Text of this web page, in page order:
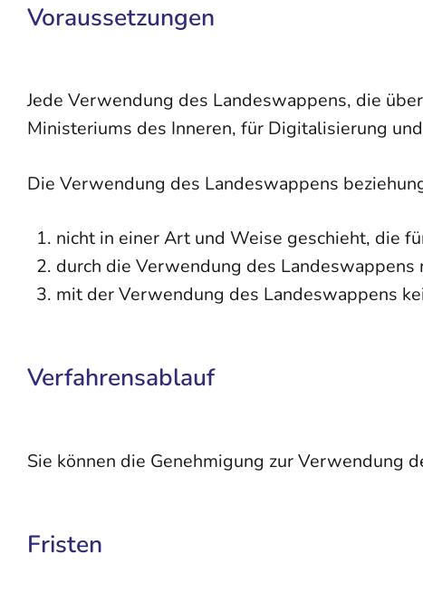
Voraussetzungen
Jede Verwendung des Landeswappens, die
Ministeriums des Inneren, für Digitalisierung
Die Verwendung des Landeswappens
nicht in einer Art und Weise geschieht, die
durch die Verwendung des
mit der Verwendung des Landeswappens
Verfahrensablauf
Sie können die Genehmigung zur Verwendung
Fristen